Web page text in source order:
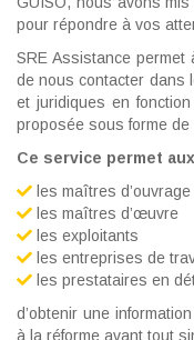
pour répondre à vos
SRE Assistance
de nous contacter dans
et juridiques en
proposée sous forme de
Ce service permet
les maîtres d’ouvrage
les maîtres d’œuvre
les exploitants
les entreprises de
les prestataires en
d’obtenir une
à la réforme avant tout